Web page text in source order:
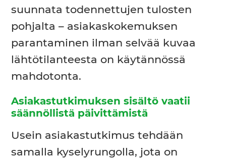
suunnata todennettujen tulosten
pohjalta – asiakaskokemuksen
parantaminen ilman selvää kuvaa
lähtötilanteesta on käytännössä
mahdotonta.
Asiakastutkimuksen sisältö vaatii
säännöllistä päivittämistä
Usein asiakastutkimus tehdään
samalla kyselyrungolla, jota on